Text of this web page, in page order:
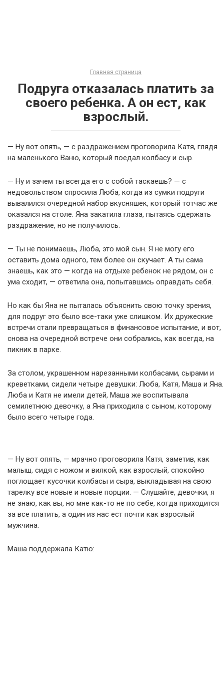
Главная страница
Подруга отказалась платить за
своего ребенка. А он ест, как
взрослый.
— Ну вот опять, — с раздражением проговорила Катя, глядя
на маленького Ваню, который поедал колбасу и сыр.
— Ну и зачем ты всегда его с собой таскаешь? — с
недовольством спросила Люба, когда из сумки подруги
вывалился очередной набор вкусняшек, который тотчас же
оказался на столе. Яна закатила глаза, пытаясь сдержать
раздражение, но не получилось.
— Ты не понимаешь, Люба, это мой сын. Я не могу его
оставить дома одного, тем более он скучает. А ты сама
знаешь, как это — когда на отдыхе ребенок не рядом, он с
ума сходит, — ответила она, попытавшись оправдать себя.
Но как бы Яна не пыталась объяснить свою точку зрения,
для подруг это было все-таки уже слишком. Их дружеские
встречи стали превращаться в финансовое испытание, и вот,
снова на очередной встрече они собрались, как всегда, на
пикник в парке.
За столом, украшенном нарезанными колбасами, сырами и
креветками, сидели четыре девушки: Люба, Катя, Маша и Яна.
Люба и Катя не имели детей, Маша же воспитывала
семилетнюю девочку, а Яна приходила с сыном, которому
было всего четыре года.
— Ну вот опять, — мрачно проговорила Катя, заметив, как
малыш, сидя с ножом и вилкой, как взрослый, спокойно
поглощает кусочки колбасы и сыра, выкладывая на свою
тарелку все новые и новые порции. — Слушайте, девочки, я
не знаю, как вы, но мне как-то не по себе, когда приходится
за все платить, а один из нас ест почти как взрослый
мужчина.
Маша поддержала Катю: